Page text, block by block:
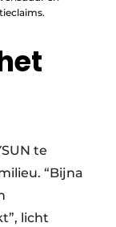
te
“Bijna
licht